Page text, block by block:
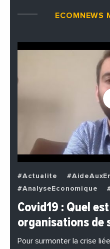
ECOMNEWS
#Actualite
#AnalyseEconomique
#BuzzNews
#EnDirectDe
#PhotosEtVideos
Covid19 : Quel
organisations
Pour surmonter la crise